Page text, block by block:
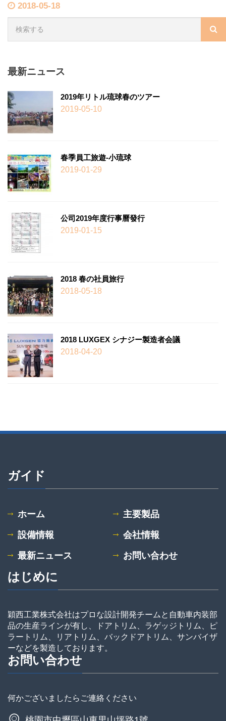
2018-05-18
最新ニュース
2019年リトル琉球春のツアー
2019-05-10
春季員工旅遊-小琉球
2019-01-29
公司2019年度行事曆發行
2019-01-15
2018 春の社員旅行
2018-05-18
2018 LUXGEX シナジー製造者会議
2018-04-20
ガイド
ホーム 主要製品
設備情報 会社情報
最新ニュース お問い合わせ
はじめに
穎西工業株式会社はプロな設計開発チームと自動車内装部
品の生産ラインが有し、ドアトリム、ラゲッジトリム、ピ
ラートリム、リアトリム、バックドアトリム、サンバイザ
ーなどを製造しております。
お問い合わせ
何かございましたらご連絡ください